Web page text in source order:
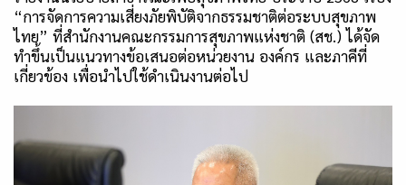
“การจัดการความเสี่ยงภัยพิบัติจากธรรมชาติต่อระบบสุขภาพ
ไทย” ที่สำนักงานคณะกรรมการสุขภาพแห่งชาติ (สช.) ได้จัด
ทำขึ้นเป็นแนวทางข้อเสนอต่อหน่วยงาน องค์กร และภาคีที่
เกี่ยวข้อง เพื่อนำไปใช้ดำเนินงานต่อไป